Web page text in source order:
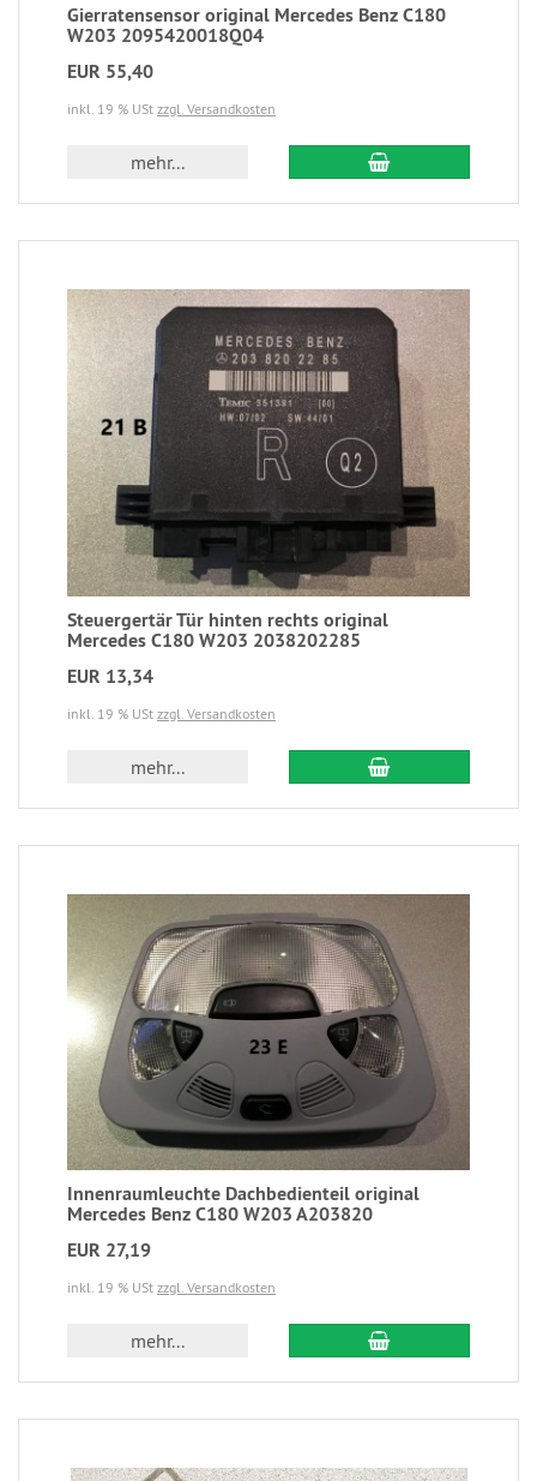
Gierratensensor original Mercedes Benz C180
W203 2095420018Q04
EUR 55,40
inkl. 19 % USt zzgl. Versandkosten
mehr...
Steuergertär Tür hinten rechts original
Mercedes C180 W203 2038202285
EUR 13,34
inkl. 19 % USt zzgl. Versandkosten
mehr...
Innenraumleuchte Dachbedienteil original
Mercedes Benz C180 W203 A203820
EUR 27,19
inkl. 19 % USt zzgl. Versandkosten
mehr...